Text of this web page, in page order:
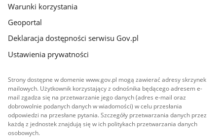
Warunki korzystania
Geoportal
Deklaracja dostępności serwisu Gov.pl
Ustawienia prywatności
Strony dostępne w domenie www.gov.pl mogą zawierać adresy skrzynek
mailowych. Użytkownik korzystający z odnośnika będącego adresem e-
mail zgadza się na przetwarzanie jego danych (adres e-mail oraz
dobrowolnie podanych danych w wiadomości) w celu przesłania
odpowiedzi na przesłane pytania. Szczegóły przetwarzania danych przez
każdą z jednostek znajdują się w ich politykach przetwarzania danych
osobowych.